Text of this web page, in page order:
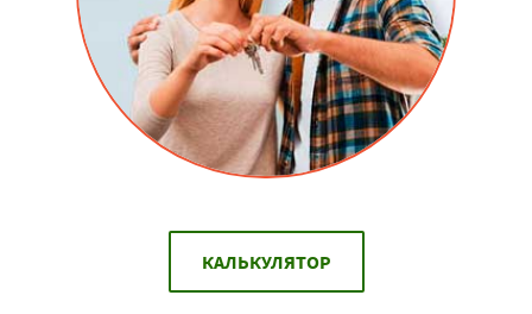
КАЛЬКУЛЯТОР